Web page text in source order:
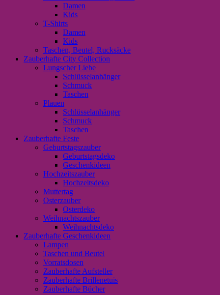
Damen
Kids
T-Shirts
Damen
Kids
Taschen, Beutel, Rucksäcke
Zauberhafte City Collection
Lungscher Liebe
Schlüsselanhänger
Schmuck
Taschen
Plauen
Schlüsselanhänger
Schmuck
Taschen
Zauberhafte Feste
Geburtstagszauber
Geburtstagsdeko
Geschenkideen
Hochzeitszauber
Hochzeitsdeko
Muttertag
Osterzauber
Osterdeko
Weihnachtszauber
Weihnachtsdeko
Zauberhafte Geschenkideen
Lampen
Taschen und Beutel
Vorratsdosen
Zauberhafte Aufsteller
Zauberhafte Brillenetuis
Zauberhafte Bücher